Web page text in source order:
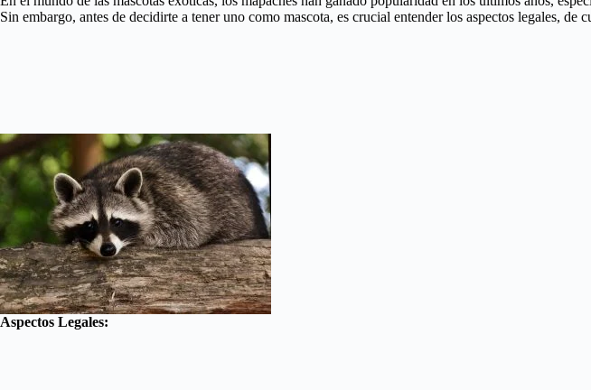
Sin embargo, antes de decidirte a tener uno como mascota, es crucial entender los aspectos legales,
Aspectos Legales: